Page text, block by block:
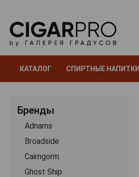
КАТАЛОГ СПИРТНЫЕ НАПИТКИ
Бренды
Adnams
Broadside
Cairngorm
Ghost Ship